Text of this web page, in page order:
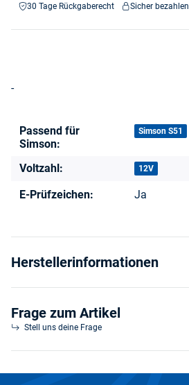
30 Tage Rückgaberecht Sicher bezahlen
-
Produkteigenschaft
Wert
Passend für
Simson:
Simson S51
Voltzahl: 12V
E-Prüfzeichen: Ja
Herstellerinformationen
Frage zum Artikel
Stell uns deine Frage